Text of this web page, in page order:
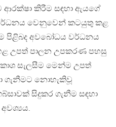
ආරක්ෂා කිරීම සඳහා ඇයගේ
වෙනුවෙන් කටයුතු කළ
පිළිබද අවබෝධය වර්ධනය
උපත් පාලන උපකරණ පහසු
සැලසීම මෙන්ම උපත්
ගැනීමට නොහැකිවූ
සිදුකර ගැනීම සඳහා